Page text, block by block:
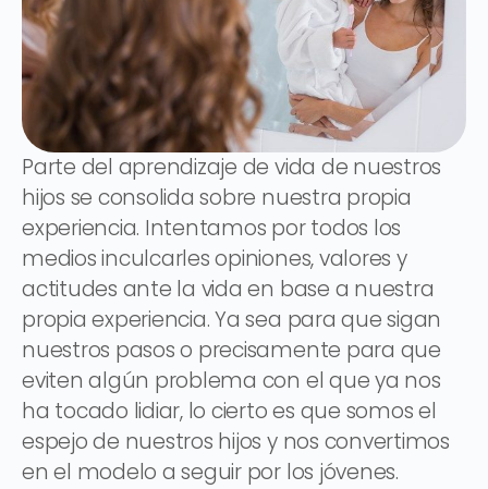
Parte del aprendizaje de vida de nuestros
hijos se consolida sobre nuestra propia
experiencia. Intentamos por todos los
medios inculcarles opiniones, valores y
actitudes ante la vida en base a nuestra
propia experiencia. Ya sea para que sigan
nuestros pasos o precisamente para que
eviten algún problema con el que ya nos
ha tocado lidiar, lo cierto es que somos el
espejo de nuestros hijos y nos convertimos
en el modelo a seguir por los jóvenes.